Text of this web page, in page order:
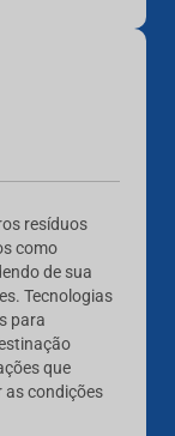
resíduos
como
de sua
Tecnologias
para
que
as condições